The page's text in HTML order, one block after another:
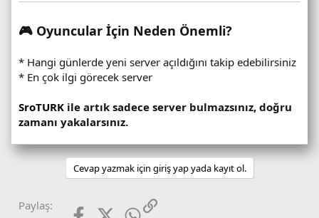
🎮 Oyuncular İçin Neden Önemli?
* Hangi günlerde yeni server açıldığını takip edebilirsiniz
* En çok ilgi görecek server
SroTURK ile artık sadece server bulmazsınız, doğru
zamanı yakalarsınız.
Cevap yazmak için giriş yap yada kayıt ol.
Paylaş: FacebookX (Twitter)WhatsApp
Link